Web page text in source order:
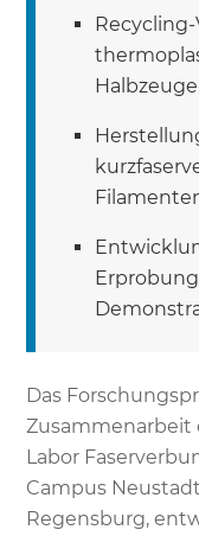
Das
Zusammenarbeit
Labor
Campus
Regensburg,